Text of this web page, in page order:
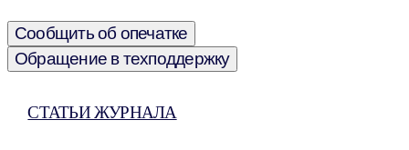
Сообщить об опечатке
Обращение в техподдержку
СТАТЬИ ЖУРНАЛА